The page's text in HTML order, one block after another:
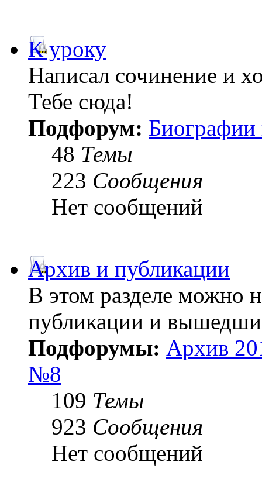
К уроку
Написал сочинение и
Тебе сюда!
Подфорум: Биографии
48 Темы
223 Сообщения
Нет сообщений
Архив и публикации
В этом разделе можно
публикации и
Подфорумы: Архив
№8
109 Темы
923 Сообщения
Нет сообщений